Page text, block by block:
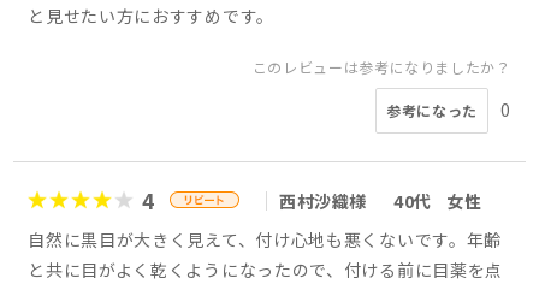
と見せたい方におすすめです。
このレビューは参考になりましたか？
参考になった 0
4 西村沙織様 40代
女性
自然に黒目が大きく見えて、付け心地も悪くないです。年齢
と共に目がよく乾くようになったので、付ける前に目薬を点